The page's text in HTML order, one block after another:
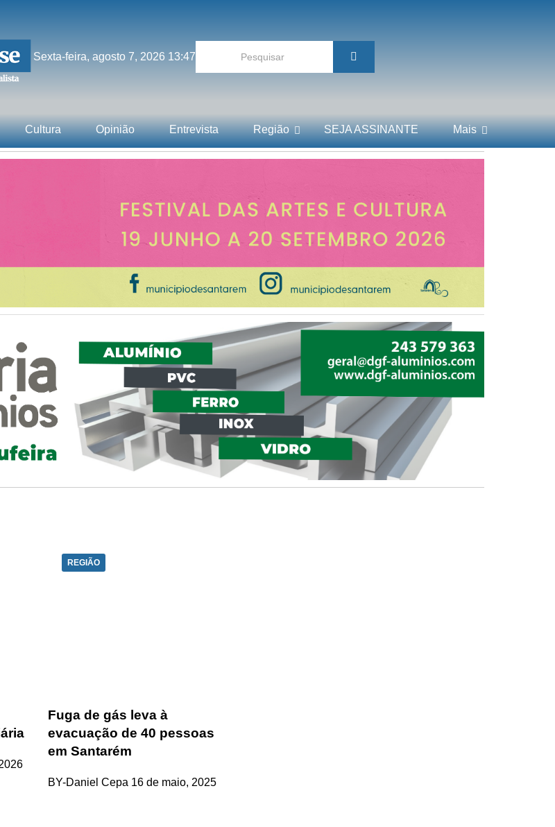
Sexta-feira, agosto 7, 2026 13:47
Cultura Opinião Entrevista Região SEJA ASSINANTE Mais
REGIÃO
Fuga de gás leva à
evacuação de 40 pessoas
em Santarém
BY-Daniel Cepa 16 de maio, 2025